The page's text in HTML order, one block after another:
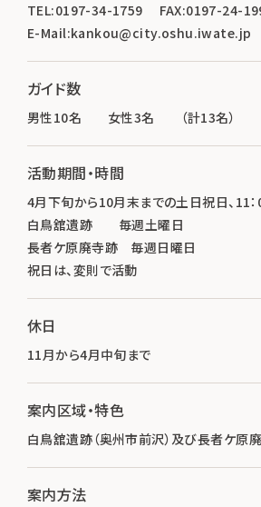
TEL:0197-34-1759 FAX:0197-24-
E-Mail:kankou@city.oshu.iwate.jp
ガイド数
男性10名 女性3名 （計13名）
活動期間・時間
4月下旬から10月末までの土日祝日、11
白鳥舘遺跡 毎週土曜日
長者ケ原廃寺跡 毎週日曜日
祝日は、変則で活動
休日
11月から4月中旬まで
案内区域・特色
白鳥舘遺跡（奥州市前沢）及び長者ケ原
案内方法